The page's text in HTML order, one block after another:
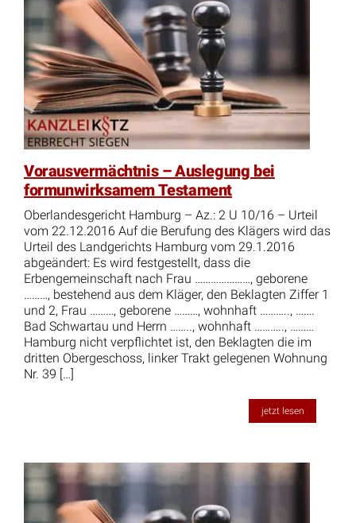
Vorausvermächtnis – Auslegung bei
formunwirksamem Testament
Oberlandesgericht Hamburg – Az.: 2 U 10/16 – Urteil
vom 22.12.2016 Auf die Berufung des Klägers wird das
Urteil des Landgerichts Hamburg vom 29.1.2016
abgeändert: Es wird festgestellt, dass die
Erbengemeinschaft nach Frau …………………, geborene
………, bestehend aus dem Kläger, den Beklagten Ziffer 1
und 2, Frau ………, geborene ………, wohnhaft ……….., …….
Bad Schwartau und Herrn …….., wohnhaft ……….., ………
Hamburg nicht verpflichtet ist, den Beklagten die im
dritten Obergeschoss, linker Trakt gelegenen Wohnung
Nr. 39 […]
jetzt lesen